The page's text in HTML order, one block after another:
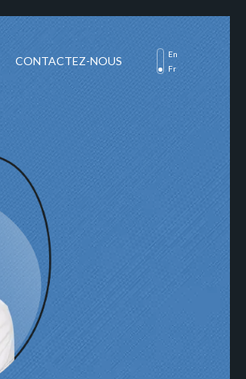
CONTACTEZ-NOUS
En
Fr